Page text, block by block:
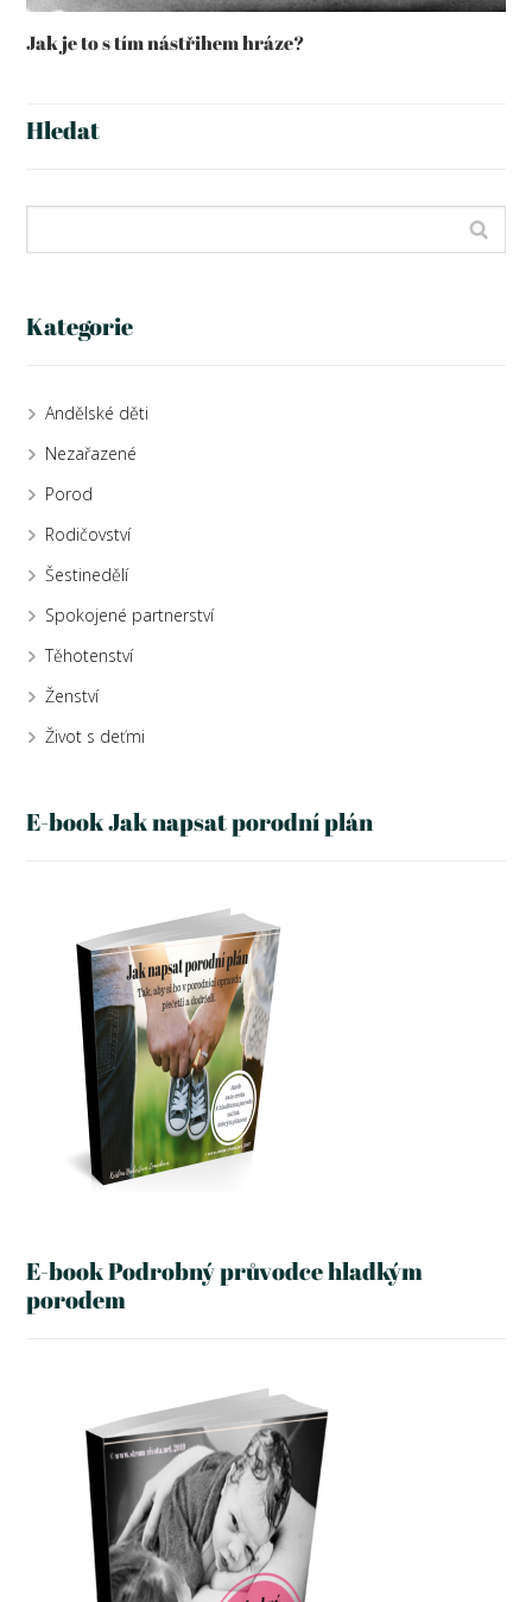
Jak je to s tím nástřihem hráze?
Hledat
Kategorie
Andělské děti
Nezařazené
Porod
Rodičovství
Šestinedělí
Spokojené partnerství
Těhotenství
Ženství
Život s deťmi
E-book Jak napsat porodní plán
E-book Podrobný průvodce hladkým
porodem